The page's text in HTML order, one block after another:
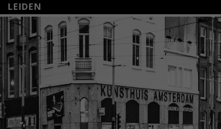
LEIDEN
Nieuwstraat 35
2312 KA Leiden
+31(0)71 – 52 84 480
info@kunsthuisleiden.nl
Lees meer